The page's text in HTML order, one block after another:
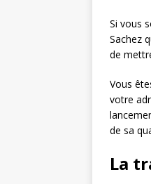
Si vous
Sachez
de
Vous
votre
de sa
La